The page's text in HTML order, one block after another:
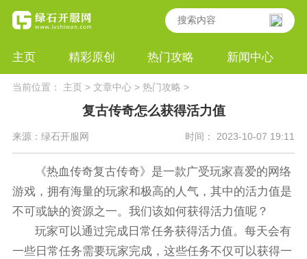
主页 精彩原创 热门攻略 新闻中心
当前位置： 主页> 文章中心> 热门攻略 >
复古传奇怎么获得活力值
来源：绿石开服网 时间： 2023-10-07 19:11
《热血传奇复古传奇》是一款广受玩家喜爱的网络
游戏，拥有海量的玩家和极高的人气，其中的活力值是
不可或缺的资源之一。我们该如何获得活力值呢？
玩家可以通过完成日常任务获得活力值。每天会有
一些日常任务需要玩家完成，这些任务不仅可以获得一